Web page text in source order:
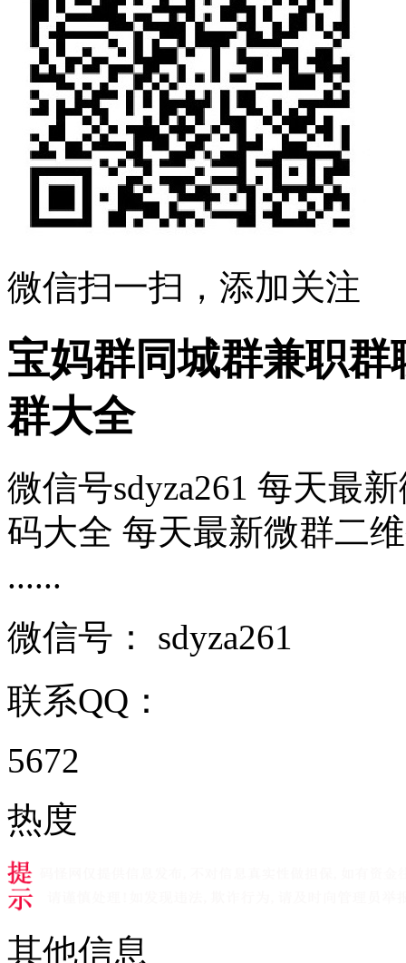
微信扫一扫，添加关注
宝妈群同城群兼职
群大全
微信号sdyza261 每天最
码大全 每天最新微群二
......
微信号： sdyza261
联系QQ：
5672
热度
其他信息